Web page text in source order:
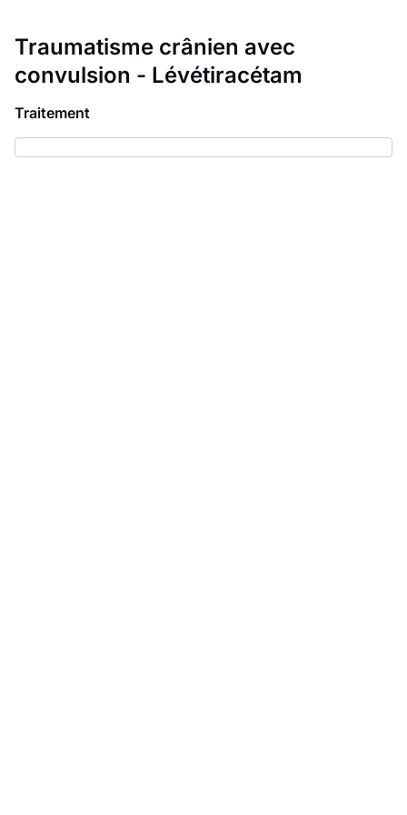
Traumatisme crânien avec
convulsion - Lévétiracétam
Traitement